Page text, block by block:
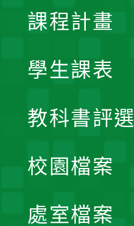
課程計畫
學生課表
教科書評選
校園檔案
處室檔案